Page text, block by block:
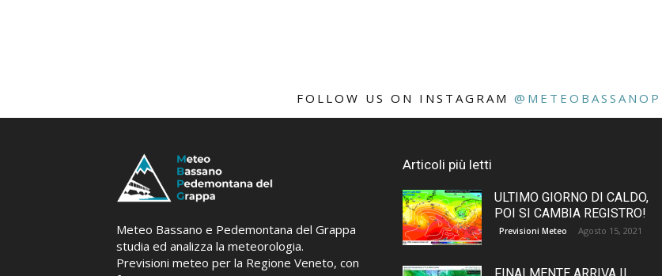
FOLLOW US ON INSTAGRAM
Meteo Bassano e Pedemontana del Grappa
studia ed analizza la meteorologia.
Previsioni meteo per la Regione Veneto, con
Articoli più letti
ULTIMO GIORNO DI CALDO,
POI SI CAMBIA REGISTRO!
Previsioni Meteo Agosto 15, 2021